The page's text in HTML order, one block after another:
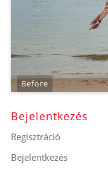
Before
Bejelentkezés
Regisztráció
Bejelentkezés